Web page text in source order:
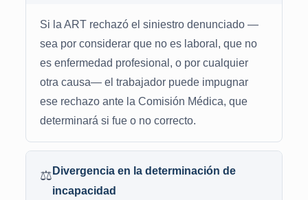
Si la ART rechazó el siniestro denunciado —
sea por considerar que no es laboral, que no
es enfermedad profesional, o por cualquier
otra causa— el trabajador puede impugnar
ese rechazo ante la Comisión Médica, que
determinará si fue o no correcto.
⚖️ Divergencia en la determinación de
incapacidad